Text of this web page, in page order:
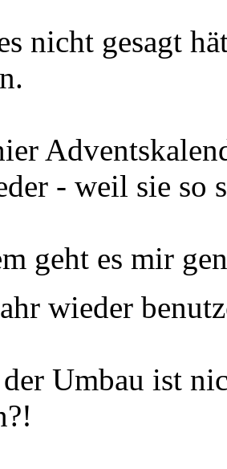
nicht gesagt
- weil sie so
geht es mir
wieder
Umbau ist